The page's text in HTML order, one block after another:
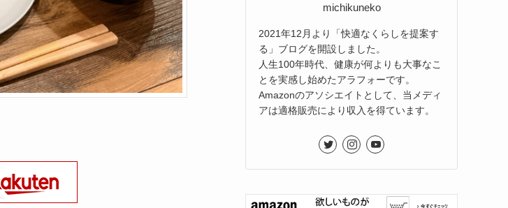
michikuneko
2021年12月より「快適なくらしを提案す
る」ブログを開設しました。
人生100年時代、健康が何よりも大事なこ
とを実感し始めたアラフォーです。
Amazonのアソシエイトとして、当メディ
アは適格販売により収入を得ています。